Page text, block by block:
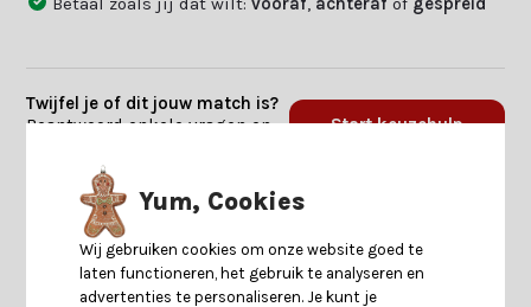
Twijfel je of dit jouw match is?
Beantwoord enkele vragen en
Start keuzehulp
Productomschrijving
Specificaties
Yum, Cookies
Wij gebruiken cookies om onze website goed te
laten functioneren, het gebruik te analyseren en
advertenties te personaliseren. Je kunt je